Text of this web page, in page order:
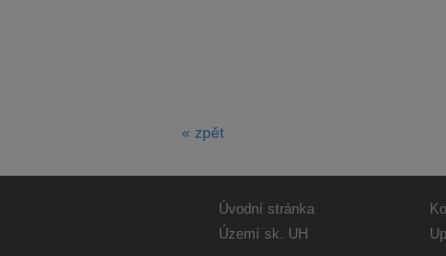
« zpět
Úvodní stránka
Území sk. UH